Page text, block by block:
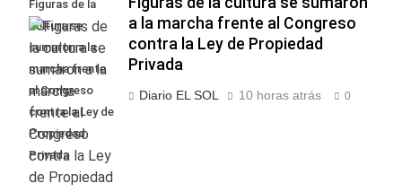
Figuras de la
cultura se
sumaron a la
marcha frente
al Congreso
contra la Ley de
Propiedad
Privada
a la marcha frente al Congreso
contra la Ley de Propiedad
Privada
Diario EL SOL 10 horas atrás 0